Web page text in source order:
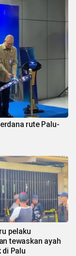
rute Palu-
pelaku
tewaskan ayah
di Palu